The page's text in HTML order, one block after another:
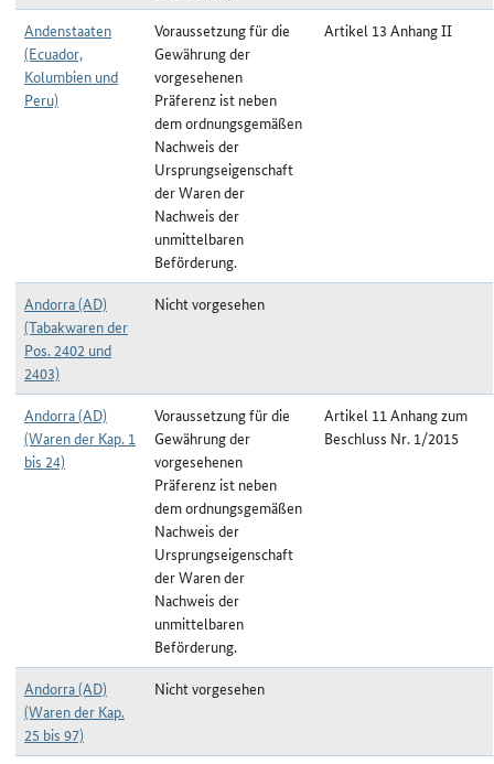
Andenstaaten
(Ecuador,
Kolumbien und
Peru)
Voraussetzung für die
Gewährung der
vorgesehenen
Präferenz ist neben
dem ordnungsgemäßen
Nachweis der
Ursprungseigenschaft
der Waren der
Nachweis der
unmittelbaren
Beförderung.
Artikel 13 Anhang II
Andorra (AD)
(Tabakwaren der
Pos. 2402 und
2403)
Nicht vorgesehen
Andorra (AD)
(Waren der Kap. 1
bis 24)
Voraussetzung für die
Gewährung der
vorgesehenen
Präferenz ist neben
dem ordnungsgemäßen
Nachweis der
Ursprungseigenschaft
der Waren der
Nachweis der
unmittelbaren
Beförderung.
Artikel 11 Anhang zum
Beschluss Nr. 1/2015
Andorra (AD)
(Waren der Kap.
25 bis 97)
Nicht vorgesehen